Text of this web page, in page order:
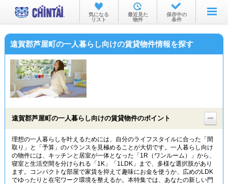
お部屋を探す
沿線・駅から
物件特集から
TOP
気になる
リスト
最近見た
物件
保存中の
条件
遠賀郡芦屋町の一人暮らし向けの賃貸物件情報を探す
遠賀郡芦屋町の一人暮らし向けの賃貸物件のポイント
理想の一人暮らしを叶えるためには、自分のライフスタイルに合った「間
取り」と「予算」のバランスを見極めることが大切です。一人暮らし向け
の物件には、キッチンと居室が一体となった「1R（ワンルーム）」から、
寝室と生活空間を分けられる「1K」「1LDK」まで、多様な選択肢があり
ます。コンパクトな部屋で家賃を抑えて趣味にお金を使うか、広めのLDK
でゆったりと在宅ワーク環境を整えるか。本特集では、あなたの新しい門